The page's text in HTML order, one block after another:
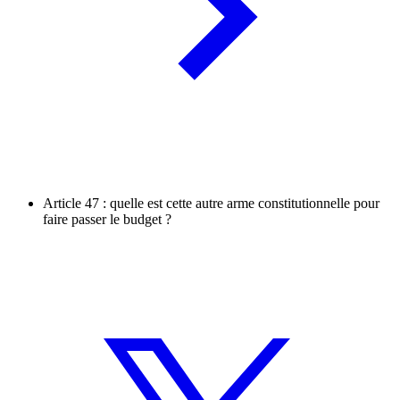
Article 47 : quelle est cette autre arme constitutionnelle pour
faire passer le budget ?